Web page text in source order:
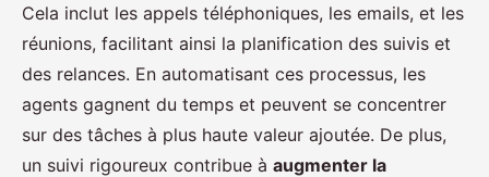
Cela inclut les appels téléphoniques, les emails, et les
réunions, facilitant ainsi la planification des suivis et
des relances. En automatisant ces processus, les
agents gagnent du temps et peuvent se concentrer
sur des tâches à plus haute valeur ajoutée. De plus,
un suivi rigoureux contribue à augmenter la